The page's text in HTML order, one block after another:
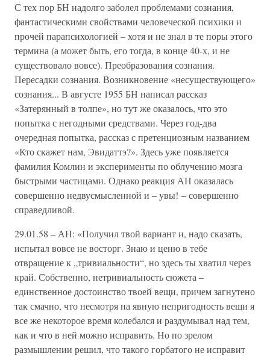
С тех пор БН надолго заболел проблемами сознания,
фантастическими свойствами человеческой психики и
прочей парапсихологией – хотя и не знал в те поры этого
термина (а может быть, его тогда, в конце 40-х, и не
существовало вовсе). Преобразования сознания.
Пересадки сознания. Возникновение «несуществующего»
сознания... В августе 1955 БН написал рассказ
«Затерянный в толпе», но тут же оказалось, что это
попытка с негодными средствами. Через год-два
очередная попытка, рассказ с претенциозным названием
«Кто скажет нам, Эвидаттэ?». Здесь уже появляется
фамилия Комлин и эксперименты по облучению мозга
быстрыми частицами. Однако реакция АН оказалась
совершенно недвусмысленной и – увы! – совершенно
справедливой.
29.01.58 – АН: «Получил твой вариант и, надо сказать,
испытал вовсе не восторг. Знаю и ценю в тебе
отвращение к „тривиальности“, но здесь ты хватил через
край. Собственно, нетривиальность сюжета –
единственное достоинство твоей вещи, причем загнутено
так смачно, что несмотря на явную непригодность вещи я
все же некоторое время колебался и раздумывал над тем,
как и что в ней можно исправить. Но по зрелом
размышлении решил, что такого горбатого не исправит